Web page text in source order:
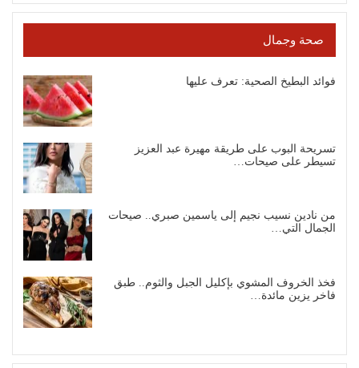
صحة وجمال
فوائد البطيخ الصحية: تعرف عليها
تسريحة البوب على طريقة مهيرة عبد العزيز
تسيطر على صيحات…
من نادين نسيب نجيم إلى ياسمين صبري.. صيحات
الجمال التي…
فخذ الخروف المشوي بإكليل الجبل والثوم.. طبق
فاخر يزين مائدة…